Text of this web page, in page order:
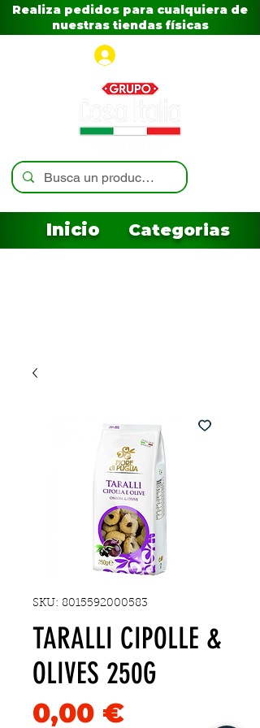
Realiza pedidos para cualquiera de
nuestras tiendas físicas
Inicio Categorias
SKU: 8015592000583
TARALLI CIPOLLE &
OLIVES 250G
0,00 €Precio